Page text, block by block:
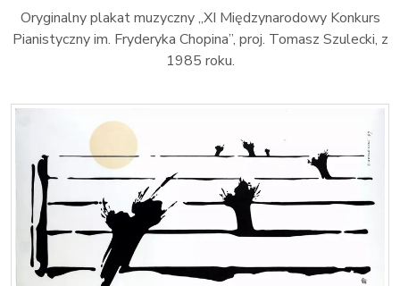
Oryginalny plakat muzyczny „XI Międzynarodowy Konkurs
Pianistyczny im. Fryderyka Chopina”, proj. Tomasz Szulecki, z
1985 roku.